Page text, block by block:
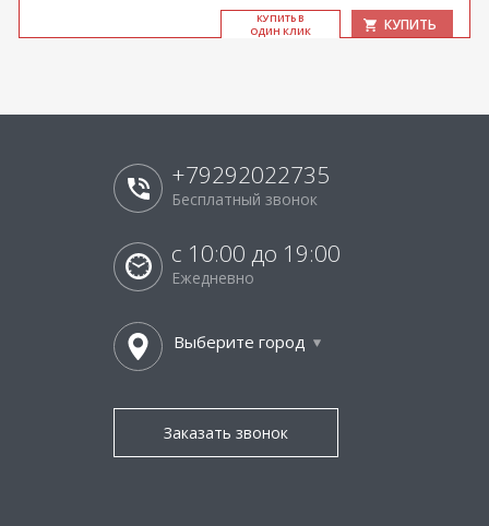
КУ­ПИТЬ В
ОДИН КЛИК
КУПИТЬ
+79292022735
Бесплатный звонок
с 10:00 до 19:00
Ежедневно
Выберите город
Заказать звонок